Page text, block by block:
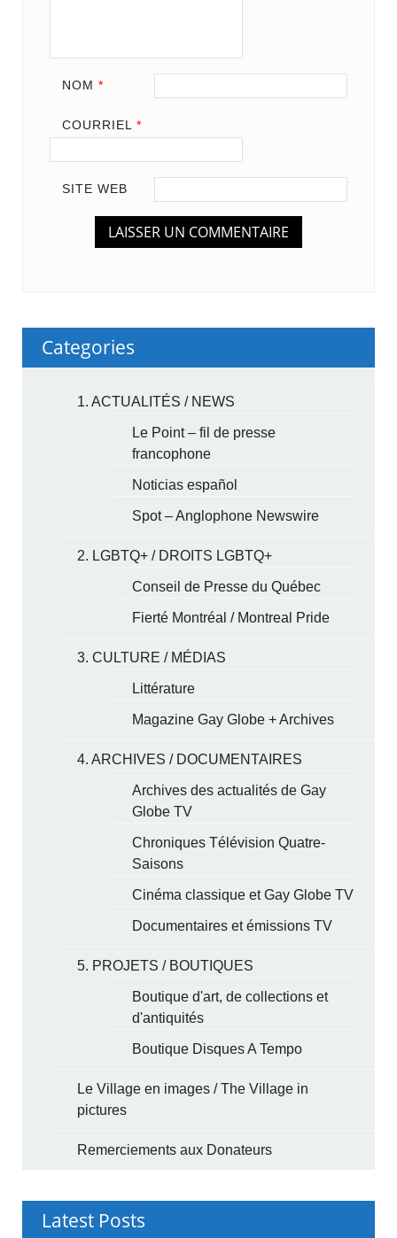
NOM *
COURRIEL *
SITE WEB
Categories
1. ACTUALITÉS / NEWS
Le Point – fil de presse
francophone
Noticias español
Spot – Anglophone Newswire
2. LGBTQ+ / DROITS LGBTQ+
Conseil de Presse du Québec
Fierté Montréal / Montreal Pride
3. CULTURE / MÉDIAS
Littérature
Magazine Gay Globe + Archives
4. ARCHIVES / DOCUMENTAIRES
Archives des actualités de Gay
Globe TV
Chroniques Télévision Quatre-
Saisons
Cinéma classique et Gay Globe TV
Documentaires et émissions TV
5. PROJETS / BOUTIQUES
Boutique d'art, de collections et
d'antiquités
Boutique Disques A Tempo
Le Village en images / The Village in
pictures
Remerciements aux Donateurs
Latest Posts